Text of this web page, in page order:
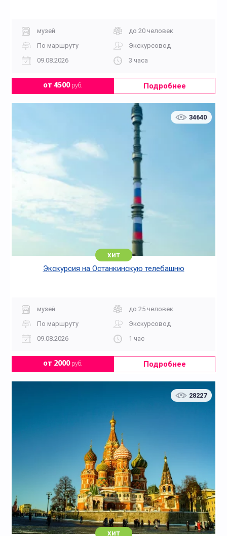
музей
до 20 человек
По маршруту
Экскурсовод
09.08.2026
3 часа
от 4500руб. Подробнее
34640
хит
Экскурсия на Останкинскую телебашню
музей
до 25 человек
По маршруту
Экскурсовод
09.08.2026
1 час
от 2000руб. Подробнее
28227
хит